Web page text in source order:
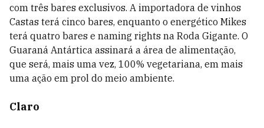
com três bares exclusivos. A importadora de vinhos
Castas terá cinco bares, enquanto o energético Mikes
terá quatro bares e naming rights na Roda Gigante. O
Guaraná Antártica assinará a área de alimentação,
que será, mais uma vez, 100% vegetariana, em mais
uma ação em prol do meio ambiente.
Claro